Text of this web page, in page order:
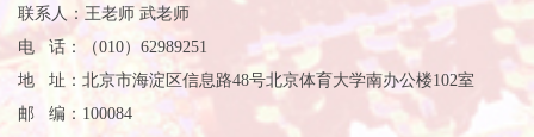
联系人：王老师 武老师
电 话：（010）62989251
地 址：北京市海淀区信息路48号北京体育大学南办公楼102室
邮 编：100084